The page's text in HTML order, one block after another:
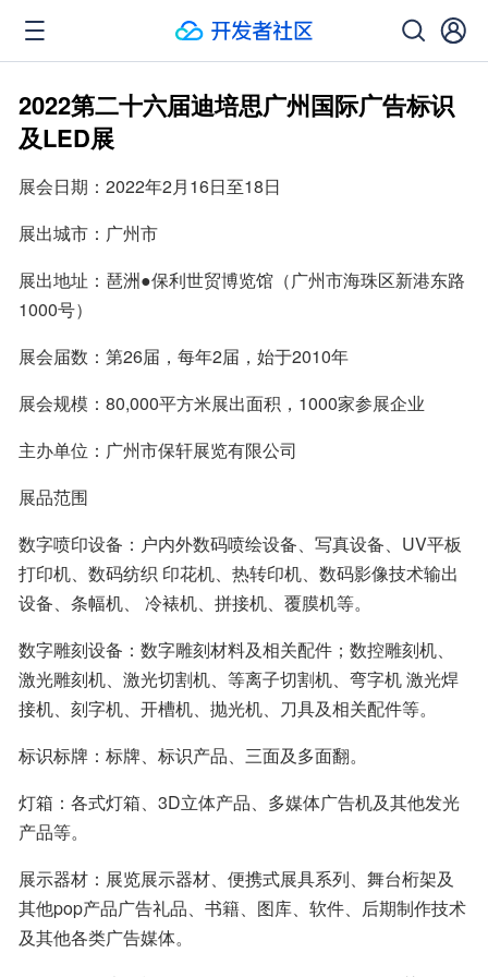
2022第二十六届迪培思广州国际广告标识
及LED展
展会日期：2022年2月16日至18日
展出城市：广州市
展出地址：琶洲●保利世贸博览馆（广州市海珠区新港东路
1000号）
展会届数：第26届，每年2届，始于2010年
展会规模：80,000平方米展出面积，1000家参展企业
主办单位：广州市保轩展览有限公司
展品范围
数字喷印设备：户内外数码喷绘设备、写真设备、UV平板
打印机、数码纺织 印花机、热转印机、数码影像技术输出
设备、条幅机、 冷裱机、拼接机、覆膜机等。
数字雕刻设备：数字雕刻材料及相关配件；数控雕刻机、
激光雕刻机、激光切割机、等离子切割机、弯字机 激光焊
接机、刻字机、开槽机、抛光机、刀具及相关配件等。
标识标牌：标牌、标识产品、三面及多面翻。
灯箱：各式灯箱、3D立体产品、多媒体广告机及其他发光
产品等。
展示器材：展览展示器材、便携式展具系列、舞台桁架及
其他pop产品广告礼品、书籍、图库、软件、后期制作技术
及其他各类广告媒体。